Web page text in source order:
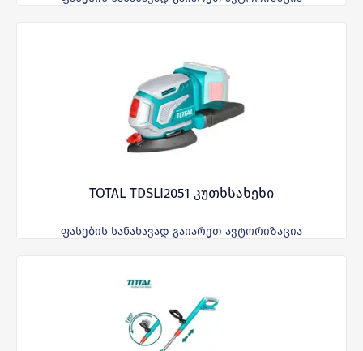
TOTAL TDSLI2051 კუთხსახეხი
ფასების სანახავად გაიარეთ ავტორიზაცია